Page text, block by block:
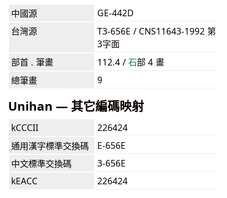
中國源
GE-442D
台灣源
T3-656E / CNS11643-1992 第
3字面
部首 . 筆畫
112.4 /⽯部 4 畫
總筆畫
9
Unihan — 其它編碼映射
kCCCII
226424
通用漢字標準交換碼
E-656E
中文標準交換碼
3-656E
kEACC
226424